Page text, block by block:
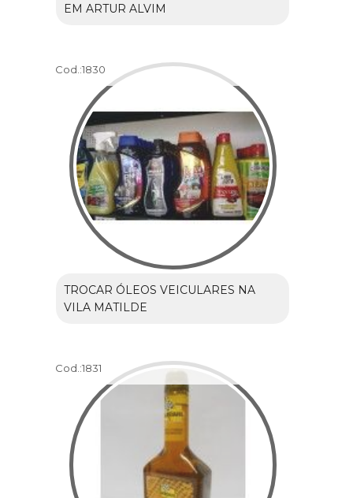
EM ARTUR ALVIM
Cod.:1830
TROCAR ÓLEOS VEICULARES NA
VILA MATILDE
Cod.:1831